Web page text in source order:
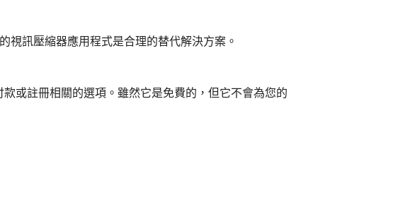
視訊壓縮器應用程式是合理的替代解決方案。
或註冊相關的選項。雖然它是免費的，但它不會為您的